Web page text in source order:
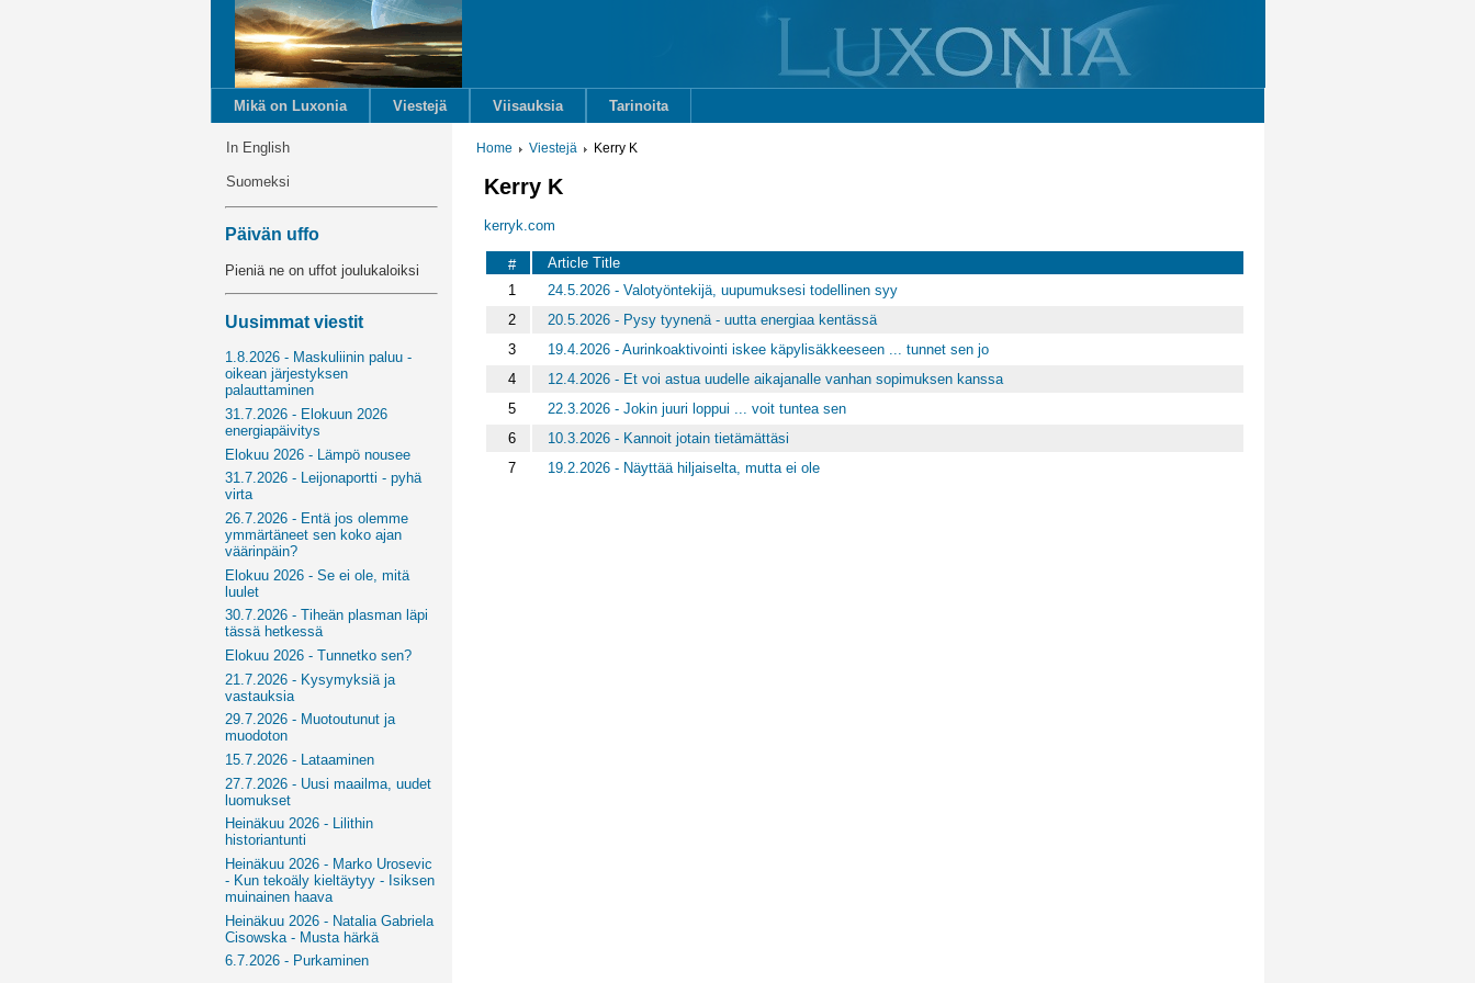
Mikä on Luxonia Viestejä Viisauksia Tarinoita
In English
Suomeksi
Päivän uffo
Pieniä ne on uffot joulukaloiksi
Uusimmat viestit
1.8.2026 - Maskuliinin paluu -
oikean järjestyksen
palauttaminen
31.7.2026 - Elokuun 2026
energiapäivitys
Elokuu 2026 - Lämpö nousee
31.7.2026 - Leijonaportti - pyhä
virta
26.7.2026 - Entä jos olemme
ymmärtäneet sen koko ajan
väärinpäin?
Elokuu 2026 - Se ei ole, mitä
luulet
30.7.2026 - Tiheän plasman läpi
tässä hetkessä
Elokuu 2026 - Tunnetko sen?
21.7.2026 - Kysymyksiä ja
vastauksia
29.7.2026 - Muotoutunut ja
muodoton
15.7.2026 - Lataaminen
27.7.2026 - Uusi maailma, uudet
luomukset
Heinäkuu 2026 - Lilithin
historiantunti
Heinäkuu 2026 - Marko Urosevic
- Kun tekoäly kieltäytyy - Isiksen
muinainen haava
Heinäkuu 2026 - Natalia Gabriela
Cisowska - Musta härkä
6.7.2026 - Purkaminen
Home Viestejä Kerry K
Kerry K
kerryk.com
#
Article Title
1
24.5.2026 - Valotyöntekijä, uupumuksesi todellinen syy
2
20.5.2026 - Pysy tyynenä - uutta energiaa kentässä
3
19.4.2026 - Aurinkoaktivointi iskee käpylisäkkeeseen ... tunnet sen jo
4
12.4.2026 - Et voi astua uudelle aikajanalle vanhan sopimuksen kanssa
5
22.3.2026 - Jokin juuri loppui ... voit tuntea sen
6
10.3.2026 - Kannoit jotain tietämättäsi
7
19.2.2026 - Näyttää hiljaiselta, mutta ei ole